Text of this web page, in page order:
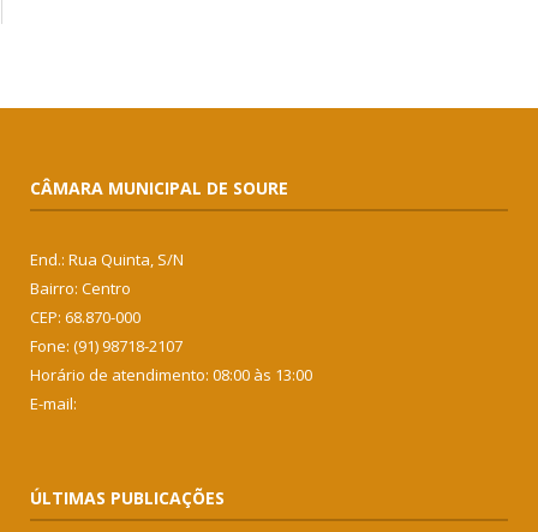
CÂMARA MUNICIPAL DE SOURE
End.: Rua Quinta, S/N
Bairro: Centro
CEP: 68.870-000
Fone: (91) 98718-2107
Horário de atendimento: 08:00 às 13:00
E-mail:
ÚLTIMAS PUBLICAÇÕES